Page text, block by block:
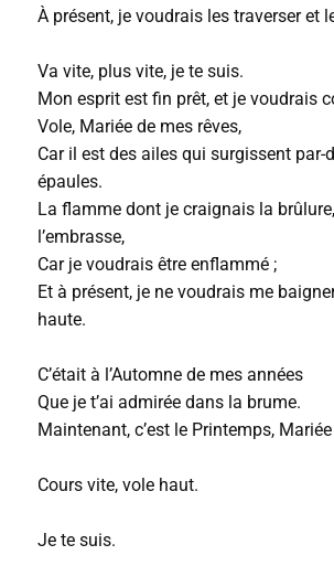
À présent, je voudrais les traverser et
Va vite, plus vite, je te suis.
Mon esprit est fin prêt, et je voudrais
Vole, Mariée de mes rêves,
Car il est des ailes qui surgissent par-
épaules.
La flamme dont je craignais la
l’embrasse,
Car je voudrais être enflammé ;
Et à présent, je ne voudrais me
haute.
C’était à l’Automne de mes années
Que je t’ai admirée dans la brume.
Maintenant, c’est le Printemps,
Cours vite, vole haut.
Je te suis.